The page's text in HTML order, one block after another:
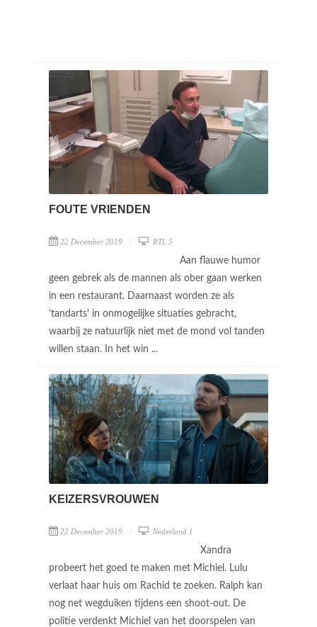
FOUTE VRIENDEN
22 December 2019 RTL 5
Aan flauwe humor
geen gebrek als de mannen als ober gaan werken
in een restaurant. Daarnaast worden ze als
'tandarts' in onmogelijke situaties gebracht,
waarbij ze natuurlijk niet met de mond vol tanden
willen staan. In het win ...
KEIZERSVROUWEN
22 December 2019 Nederland 1
Xandra
probeert het goed te maken met Michiel. Lulu
verlaat haar huis om Rachid te zoeken. Ralph kan
nog net wegduiken tijdens een shoot-out. De
politie verdenkt Michiel van het doorspelen van